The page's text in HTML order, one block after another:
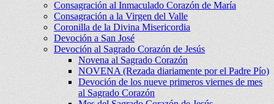
Consagración al Inmaculado Corazón de María
Consagración a la Virgen del Valle
Coronilla de la Divina Misericordia
Devoción a San José
Devoción al Sagrado Corazón de Jesús
Novena al Sagrado Corazón
NOVENA (Rezada diariamente por el Padre Pío)
Devoción de los nueve primeros viernes de mes
al Sagrado Corazón